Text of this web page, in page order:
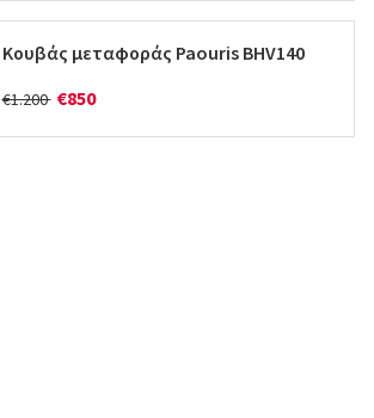
Κουβάς μεταφοράς Paouris BHV140
€1.200 €850